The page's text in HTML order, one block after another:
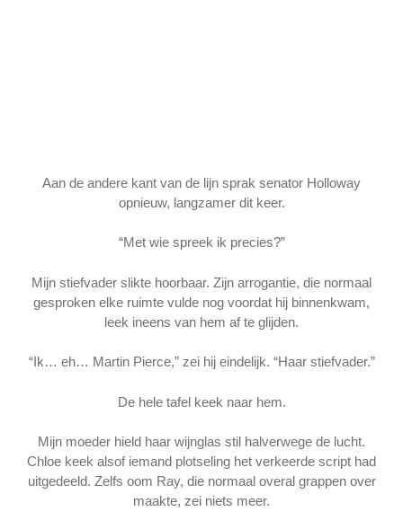
Aan de andere kant van de lijn sprak senator Holloway
opnieuw, langzamer dit keer.
“Met wie spreek ik precies?”
Mijn stiefvader slikte hoorbaar. Zijn arrogantie, die normaal
gesproken elke ruimte vulde nog voordat hij binnenkwam,
leek ineens van hem af te glijden.
“Ik… eh… Martin Pierce,” zei hij eindelijk. “Haar stiefvader.”
De hele tafel keek naar hem.
Mijn moeder hield haar wijnglas stil halverwege de lucht.
Chloe keek alsof iemand plotseling het verkeerde script had
uitgedeeld. Zelfs oom Ray, die normaal overal grappen over
maakte, zei niets meer.